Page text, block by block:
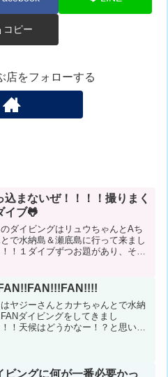
コピー
店をフォローする
込まないぜ！！！！撮りまく
イブ🐸
ダイビングはリュウちゃんとAち
で水納島＆瀬底島に行って来まし
！１ダイブずつお題があり、その
会うことができました！コンディ
ン＆データ気温：３２...
ヤジーさんとカナちゃんとで水納
ダイビングをしてきまし
！天候はどうかなー！？と思いな
してきました✨コンディ...
ビングに何が一番必要かっ